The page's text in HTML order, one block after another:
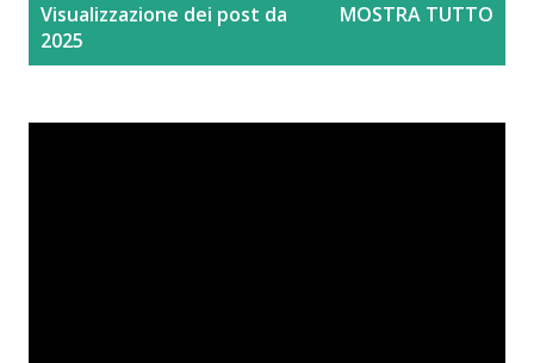
Visualizzazione dei post da
2025
MOSTRA TUTTO